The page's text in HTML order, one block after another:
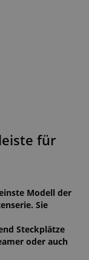
für
Modell der
Sie
Steckplätze
oder auch